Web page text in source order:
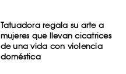
Tatuadora regala su arte a
mujeres que llevan cicatrices
de una vida con violencia
doméstica